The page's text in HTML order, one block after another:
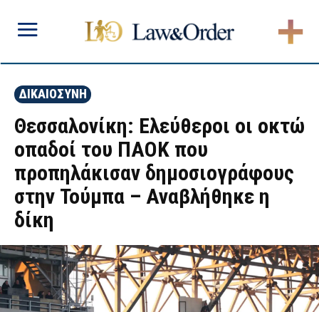
ΔΙΚΑΙΟΣΥΝΗ
Θεσσαλονίκη: Ελεύθεροι οι οκτώ
οπαδοί του ΠΑΟΚ που
προπηλάκισαν δημοσιογράφους
στην Τούμπα – Αναβλήθηκε η
δίκη